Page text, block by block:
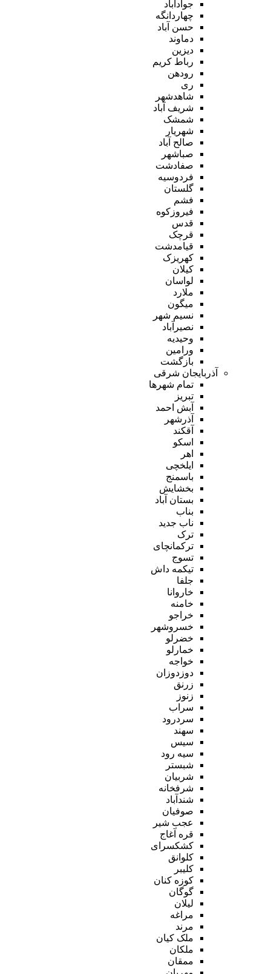
جوادآباد
چهاردانگه
حسن آباد
دماوند
دیزین
رباط کریم
رودهن
ری
شاهدشهر
شریف آباد
شمشک
شهریار
صالح آباد
صباشهر
صفادشت
فردوسیه
گلستان
فشم
فیروزکوه
قدس
قرچک
قیامدشت
کهریزک
کیلان
لواسان
ملارد
میگون
نسیم شهر
نصیرآباد
وحیدیه
ورامین
بازگشت
آذربایجان شرقی
تمام شهر‌ها
تبریز
آبش احمد
آذرشهر
آقکند
اسکو
اهر
ایلخچی
باسمنج
بخشایش
بستان آباد
بناب
ناب جدید
ترک
ترکمانچای
تسوج
تیکمه داش
جلفا
خاروانا
خامنه
خراجو
خسروشهر
خضرلو
خمارلو
خواجه
دوزدوزان
زرنق
زنوز
سراب
سردرود
سهند
سیس
سیه رود
شبستر
شربیان
شرفخانه
شندآباد
صوفیان
عجب شیر
قره آغاج
کشکسرای
کلوانق
کلیبر
کوزه کنان
گوگان
لیلان
مراغه
مرند
ملک کیان
ملکان
ممقان